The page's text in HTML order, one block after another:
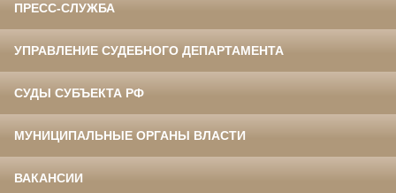
ПРЕСС-СЛУЖБА
УПРАВЛЕНИЕ СУДЕБНОГО ДЕПАРТАМЕНТА
СУДЫ СУБЪЕКТА РФ
МУНИЦИПАЛЬНЫЕ ОРГАНЫ ВЛАСТИ
ВАКАНСИИ